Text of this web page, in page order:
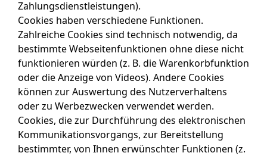
Zahlungsdienstleistungen).
Cookies haben verschiedene Funktionen.
Zahlreiche Cookies sind technisch notwendig, da
bestimmte Webseitenfunktionen ohne diese nicht
funktionieren würden (z. B. die Warenkorbfunktion
oder die Anzeige von Videos). Andere Cookies
können zur Auswertung des Nutzerverhaltens
oder zu Werbezwecken verwendet werden.
Cookies, die zur Durchführung des elektronischen
Kommunikationsvorgangs, zur Bereitstellung
bestimmter, von Ihnen erwünschter Funktionen (z.